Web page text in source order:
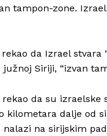
tampon-zone.
da Izrael
Siriji, “izvan
da su izraelske
kilometara dalje od
na sirijskim